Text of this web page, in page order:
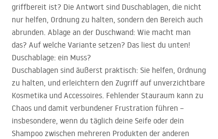
griffbereit ist? Die Antwort sind Duschablagen, die nicht
nur helfen, Ordnung zu halten, sondern den Bereich auch
abrunden. Ablage an der Duschwand: Wie macht man
das? Auf welche Variante setzen? Das liest du unten!
Duschablage: ein Muss?
Duschablagen sind äußerst praktisch: Sie helfen, Ordnung
zu halten, und erleichtern den Zugriff auf unverzichtbare
Kosmetika und Accessoires. Fehlender Stauraum kann zu
Chaos und damit verbundener Frustration führen –
insbesondere, wenn du täglich deine Seife oder dein
Shampoo zwischen mehreren Produkten der anderen